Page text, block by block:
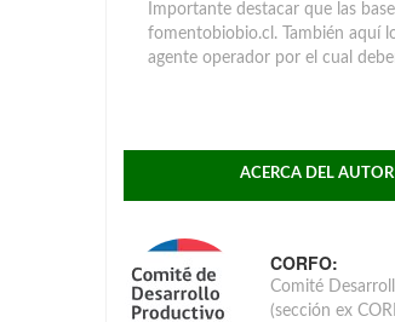
Importante destacar que las
fomentobiobio.cl. También aquí
agente operador por el cual
ACERCA DEL
CORFO:
Comité
(sección ex